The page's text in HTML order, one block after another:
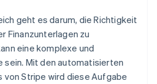
geht es darum, die Richtigkeit
Finanzunterlagen zu
eine komplexe und
Mit den automatisierten
Stripe wird diese Aufgabe